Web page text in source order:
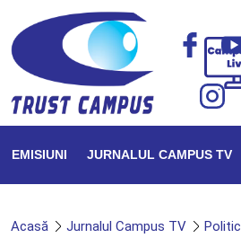
EMISIUNI JURNALUL CAMPUS TV
Acasă Jurnalul Campus TV Politic